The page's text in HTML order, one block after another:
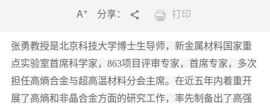
A+ 分享：   打印
张勇教授是北京科技大学博士生导师，新金属材料国家重
点实验室首席科学家， 863项目评审专家，首席专家，多次
担任高熵合金与超高温材料分会主席。在近五年内着重开
展了高熵和非晶合金方面的研究工作，率先制备出了高强